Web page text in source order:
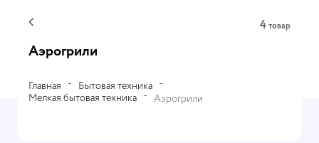
4 товар
Аэрогрили
Главная
Бытовая техника
Мелкая бытовая техника
Аэрогрили